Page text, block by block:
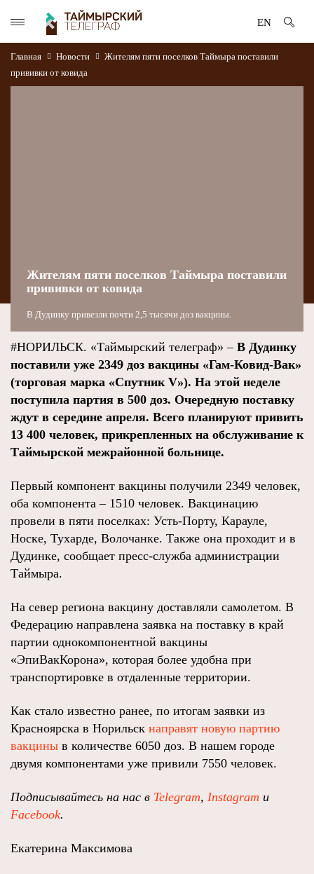
EN
Главная Новости
Жителям пяти поселков Таймыра поставили
прививки от ковида
Жителям пяти поселков Таймыра поставили
прививки от ковида
В Дудинку привезли почти 2,5 тысячи доз вакцины.
#НОРИЛЬСК. «Таймырский телеграф» – В Дудинку
поставили уже 2349 доз вакцины «Гам-Ковид-Вак»
(торговая марка «Спутник V»). На этой неделе
поступила партия в 500 доз. Очередную поставку
ждут в середине апреля. Всего планируют привить
13 400 человек, прикрепленных на обслуживание к
Таймырской межрайонной больнице.
Первый компонент вакцины получили 2349 человек,
оба компонента – 1510 человек. Вакцинацию
провели в пяти поселках: Усть-Порту, Карауле,
Носке, Тухарде, Волочанке. Также она проходит и в
Дудинке, сообщает пресс-служба администрации
Таймыра.
На север региона вакцину доставляли самолетом. В
Федерацию направлена заявка на поставку в край
партии однокомпонентной вакцины
«ЭпиВакКорона», которая более удобна при
транспортировке в отдаленные территории.
Как стало известно ранее, по итогам заявки из
Красноярска в Норильск направят новую партию
вакцины в количестве 6050 доз. В нашем городе
двумя компонентами уже привили 7550 человек.
Подписывайтесь на нас в Telegram, Instagram и
Facebook.
Екатерина Максимова